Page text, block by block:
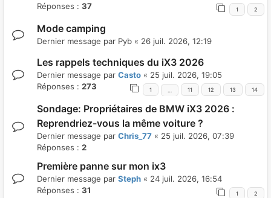
Réponses : 37 1 2
Mode camping
Dernier message par Pyb « 26 juil. 2026, 12:19
Les rappels techniques du iX3 2026
Dernier message par Casto « 25 juil. 2026, 19:05
Réponses : 273 1 11 12 13 14
Sondage: Propriétaires de BMW iX3 2026 :
Reprendriez-vous la même voiture ?
Dernier message par Chris_77 « 25 juil. 2026, 07:39
Réponses : 2
Première panne sur mon ix3
Dernier message par Steph « 24 juil. 2026, 16:54
Réponses : 31 1 2